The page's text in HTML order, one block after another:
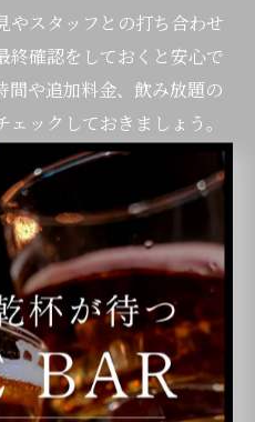
やスタッフとの打ち合わせ
終確認をしておくと安心で
間や追加料金、飲み放題の
ックしておきましょう。
の選定術
く、一人でも気軽に利用で
も押さえておきましょう。
ンター席や少人数用の個室
す。こうしたバーは、一人
適です。
としては、入り口が明るく